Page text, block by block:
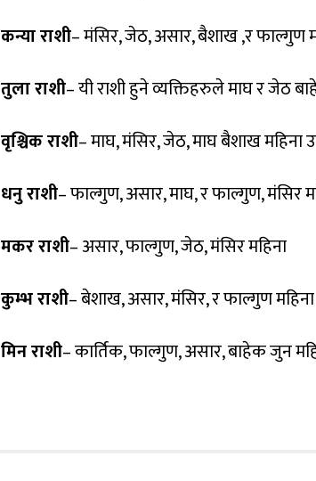
कन्या राशी– मंसिर, जेठ, असार, बैशाख ,र फाल्गुण
तुला राशी– यी राशी हुने व्यक्तिहरुले माघ र जेठ
वृश्चिक राशी– माघ, मंसिर, जेठ, माघ बैशाख महिना
धनु राशी– फाल्गुण, असार, माघ, र फाल्गुण, मंसिर
मकर राशी– असार, फाल्गुण, जेठ, मंसिर महिना
कुम्भ राशी– बेशाख, असार, मंसिर, र फाल्गुण महिना
मिन राशी– कार्तिक, फाल्गुण, असार, बाहेक जुन